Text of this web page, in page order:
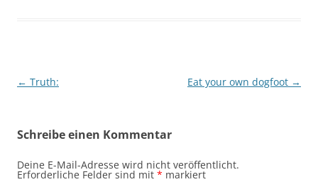
Beitragsnavigation
← Truth: Eat your own dogfoot →
Schreibe einen Kommentar
Deine E-Mail-Adresse wird nicht veröffentlicht.
Erforderliche Felder sind mit * markiert